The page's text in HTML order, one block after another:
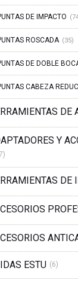
DE IMPACTO
ROSCADA (35)
DE DOBLE
CABEZA
DE
Y
DE
ESTU (6)